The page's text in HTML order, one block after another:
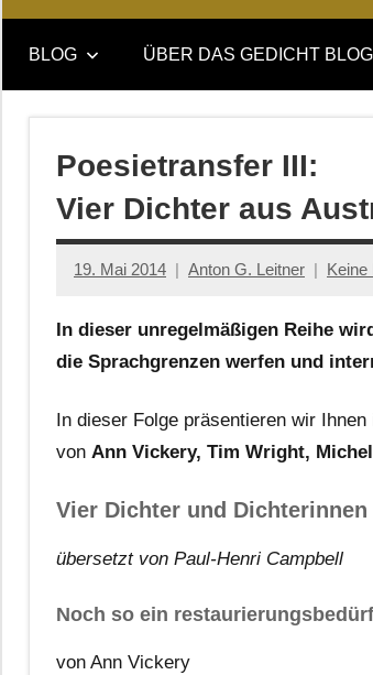
DAS
GEDICHT
blog
DAS
GEDICHT.
Zeitschrift
BLOG ÜBER DAS GEDICHT BLOG
Poesietransfer III:
Vier Dichter aus
19. Mai 2014 Anton G. Leitner Keine
In dieser unregelmäßigen Reihe
die Sprachgrenzen werfen und
In dieser Folge präsentieren wir
von Ann Vickery, Tim Wright,
Vier Dichter und
übersetzt von Paul-Henri Campbell
Noch so ein
von Ann Vickery